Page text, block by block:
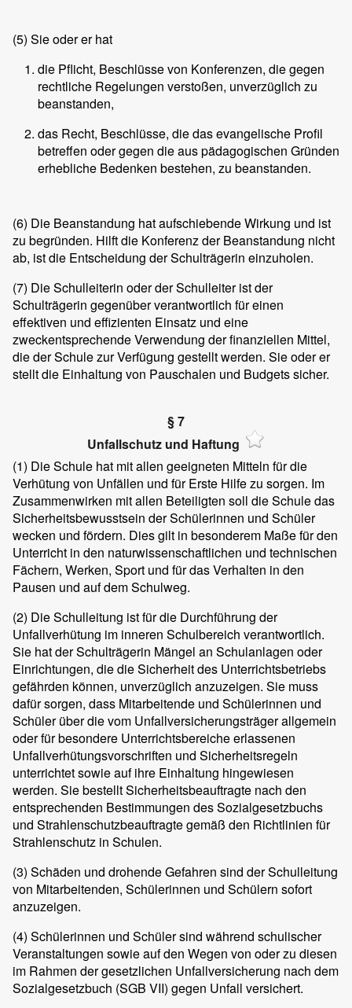
(5) Sie oder er hat
die Pflicht, Beschlüsse von Konferenzen, die gegen
rechtliche Regelungen verstoßen, unverzüglich zu
beanstanden,
das Recht, Beschlüsse, die das evangelische Profil
betreffen oder gegen die aus pädagogischen Gründen
erhebliche Bedenken bestehen, zu beanstanden.
(6) Die Beanstandung hat aufschiebende Wirkung und ist
zu begründen. Hilft die Konferenz der Beanstandung nicht
ab, ist die Entscheidung der Schulträgerin einzuholen.
(7) Die Schulleiterin oder der Schulleiter ist der
Schulträgerin gegenüber verantwortlich für einen
effektiven und effizienten Einsatz und eine
zweckentsprechende Verwendung der finanziellen Mittel,
die der Schule zur Verfügung gestellt werden. Sie oder er
stellt die Einhaltung von Pauschalen und Budgets sicher.
§ 7
Unfallschutz und Haftung
(1) Die Schule hat mit allen geeigneten Mitteln für die
Verhütung von Unfällen und für Erste Hilfe zu sorgen. Im
Zusammenwirken mit allen Beteiligten soll die Schule das
Sicherheitsbewusstsein der Schülerinnen und Schüler
wecken und fördern. Dies gilt in besonderem Maße für den
Unterricht in den naturwissenschaftlichen und technischen
Fächern, Werken, Sport und für das Verhalten in den
Pausen und auf dem Schulweg.
(2) Die Schulleitung ist für die Durchführung der
Unfallverhütung im inneren Schulbereich verantwortlich.
Sie hat der Schulträgerin Mängel an Schulanlagen oder
Einrichtungen, die die Sicherheit des Unterrichtsbetriebs
gefährden können, unverzüglich anzuzeigen. Sie muss
dafür sorgen, dass Mitarbeitende und Schülerinnen und
Schüler über die vom Unfallversicherungsträger allgemein
oder für besondere Unterrichtsbereiche erlassenen
Unfallverhütungsvorschriften und Sicherheitsregeln
unterrichtet sowie auf ihre Einhaltung hingewiesen
werden. Sie bestellt Sicherheitsbeauftragte nach den
entsprechenden Bestimmungen des Sozialgesetzbuchs
und Strahlenschutzbeauftragte gemäß den Richtlinien für
Strahlenschutz in Schulen.
(3) Schäden und drohende Gefahren sind der Schulleitung
von Mitarbeitenden, Schülerinnen und Schülern sofort
anzuzeigen.
(4) Schülerinnen und Schüler sind während schulischer
Veranstaltungen sowie auf den Wegen von oder zu diesen
im Rahmen der gesetzlichen Unfallversicherung nach dem
Sozialgesetzbuch (SGB VII) gegen Unfall versichert.